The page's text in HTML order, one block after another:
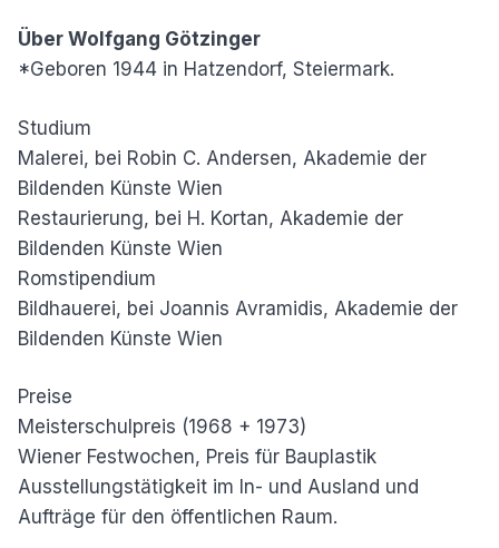
Über Wolfgang Götzinger
*Geboren 1944 in Hatzendorf, Steiermark.
Studium
Malerei, bei Robin C. Andersen, Akademie der
Bildenden Künste Wien
Restaurierung, bei H. Kortan, Akademie der
Bildenden Künste Wien
Romstipendium
Bildhauerei, bei Joannis Avramidis, Akademie der
Bildenden Künste Wien
Preise
Meisterschulpreis (1968 + 1973)
Wiener Festwochen, Preis für Bauplastik
Ausstellungstätigkeit im In- und Ausland und
Aufträge für den öffentlichen Raum.